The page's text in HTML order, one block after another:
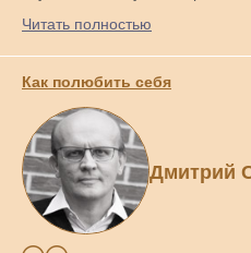
Читать полностью
Как полюбить себя
Дмитрий